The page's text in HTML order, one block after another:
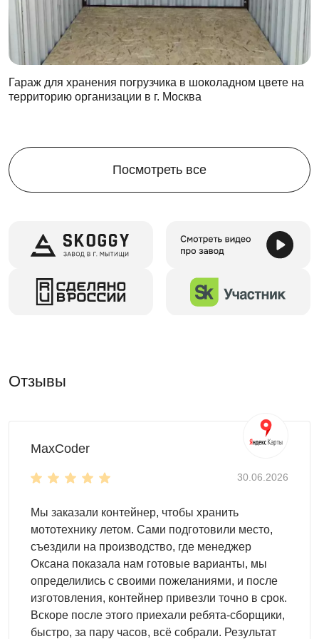
Цикличность эксплуатации
Цикл сборки-разборки контейнера можно повторять
многократно
конструкция не теряет своих эксплуатационных
свойств
На все случаи жизни
дача
производство
вахтовые поселки
для хранения материалов
для мототехники
Дизайн и внутренняя организация
отличается от монолитных контейнеров.
Выберитесвой вариант дизайна:
различные расцветки RAL
с нанесением печати
Гараж для хранения погрузчика в шоколадном цвете на
территорию организации в г. Москва
Посмотреть все
Отзывы
MaxCoder
30.06.2026
Мы заказали контейнер, чтобы хранить
мототехнику летом. Сами подготовили место,
съездили на производство, где менеджер
Оксана показала нам готовые варианты, мы
определились с своими пожеланиями, и после
изготовления, контейнер привезли точно в срок.
Вскоре после этого приехали ребята-сборщики,
быстро, за пару часов, всё собрали. Результат